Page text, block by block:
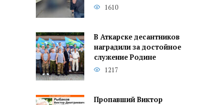
1610
В Аткарске десантников
наградили за достойное
служение Родине
1217
Пропавший Виктор